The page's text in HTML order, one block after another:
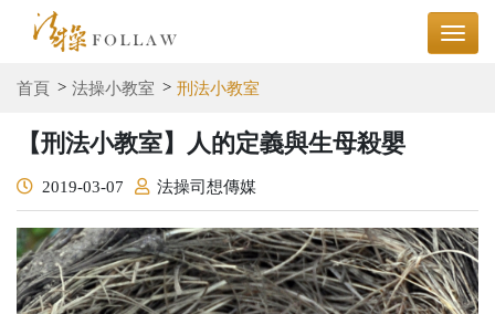
首頁 法操小教室 刑法小教室
【刑法小教室】人的定義與生母殺嬰
2019-03-07 法操司想傳媒